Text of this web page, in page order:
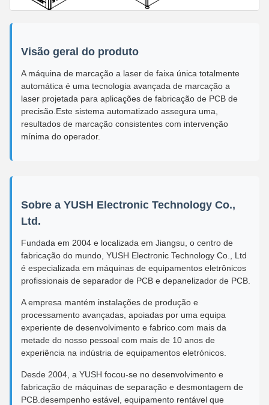
Visão geral do produto
A máquina de marcação a laser de faixa única totalmente
automática é uma tecnologia avançada de marcação a
laser projetada para aplicações de fabricação de PCB de
precisão.Este sistema automatizado assegura uma,
resultados de marcação consistentes com intervenção
mínima do operador.
Sobre a YUSH Electronic Technology Co.,
Ltd.
Fundada em 2004 e localizada em Jiangsu, o centro de
fabricação do mundo, YUSH Electronic Technology Co., Ltd
é especializada em máquinas de equipamentos eletrônicos
profissionais de separador de PCB e depanelizador de PCB.
A empresa mantém instalações de produção e
processamento avançadas, apoiadas por uma equipa
experiente de desenvolvimento e fabrico.com mais da
metade do nosso pessoal com mais de 10 anos de
experiência na indústria de equipamentos eletrónicos.
Desde 2004, a YUSH focou-se no desenvolvimento e
fabricação de máquinas de separação e desmontagem de
PCB.desempenho estável, equipamento rentável que